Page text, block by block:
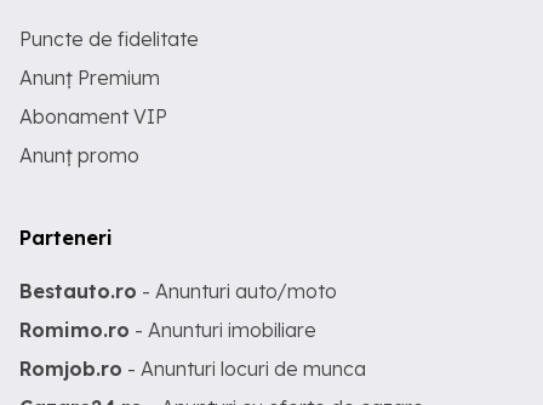
Puncte de fidelitate
Anunț Premium
Abonament VIP
Anunț promo
Parteneri
Bestauto.ro - Anunturi auto/moto
Romimo.ro - Anunturi imobiliare
Romjob.ro - Anunturi locuri de munca